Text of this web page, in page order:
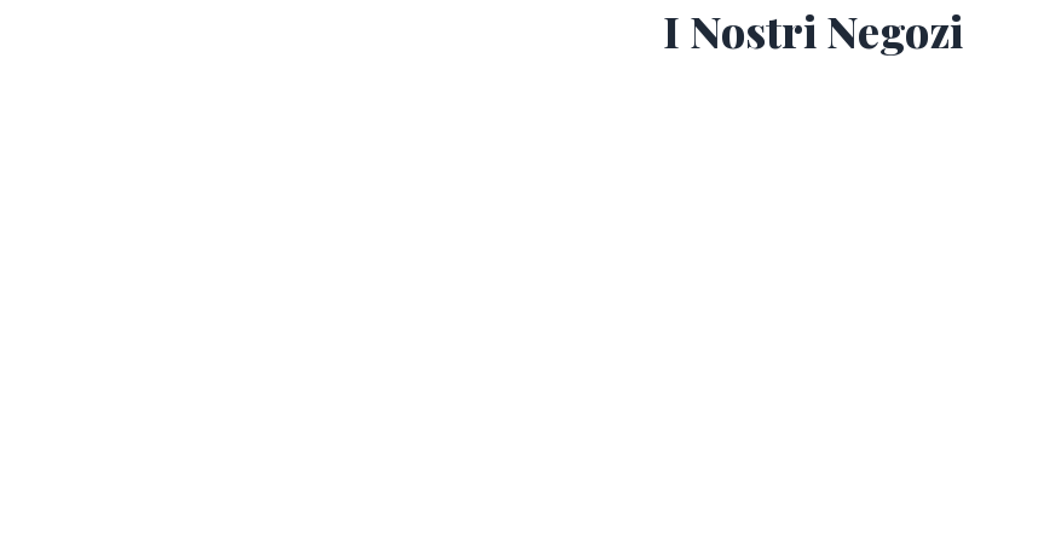
I Nostri Negozi